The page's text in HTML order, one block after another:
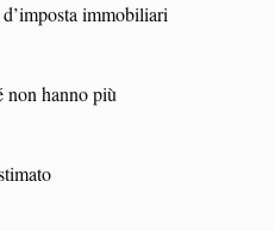
immobiliari
non hanno più